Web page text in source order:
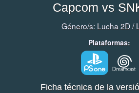
Capcom vs
Género/s: Lucha 2D/
Plataformas:
Ficha técnica de la